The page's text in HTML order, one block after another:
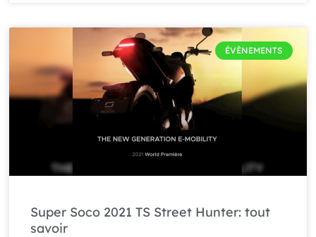
ÉVÈNEMENTS
Super Soco 2021 TS Street Hunter: tout
savoir